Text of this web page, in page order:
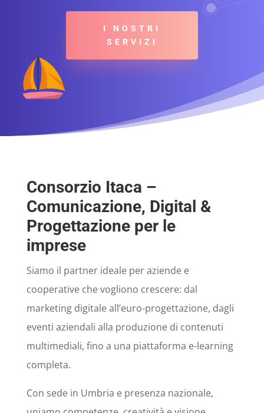
I NOSTRI
SERVIZI
Consorzio Itaca –
Comunicazione, Digital &
Progettazione per le
imprese
Siamo il partner ideale per aziende e
cooperative che vogliono crescere: dal
marketing digitale all’euro-progettazione, dagli
eventi aziendali alla produzione di contenuti
multimediali, fino a una piattaforma e-learning
completa.
Con sede in Umbria e presenza nazionale,